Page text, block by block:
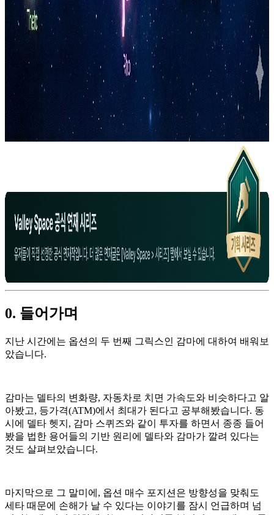
0. 들어가며
지난 시간에는 옵션의 두 번째 그릭스인 감마에 대하여 배워보
았습니다.
감마는 델타의 변화량, 자동차로 치면 가속도와 비슷하다고 알
아봤고, 등가격(ATM)에서 최대가 된다고 공부해봤습니다. 동
시에 델타 헷지, 감마 스퀴즈와 같이 투자를 하면서 종종 들어
봤을 법한 용어들의 기반 원리에 델타와 감마가 깔려 있다는
것도 살펴보았습니다.
마지막으로 그 말미에, 옵션 매수 포지션은 방향성을 맞춰도
세타 때문에 손해가 날 수 있다는 이야기를 잠시 언급하며 넘